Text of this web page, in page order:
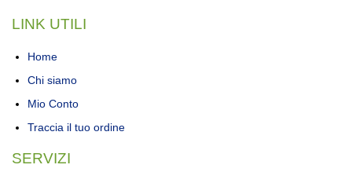
LINK UTILI
Home
Chi siamo
Mio Conto
Traccia il tuo ordine
SERVIZI